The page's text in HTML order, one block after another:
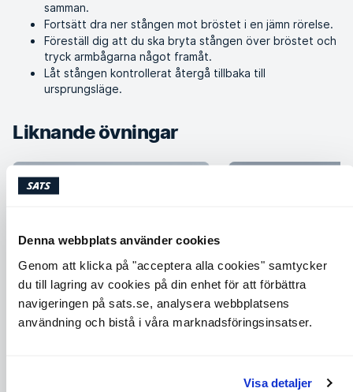
Denna webbplats använder cookies
Genom att klicka på "acceptera alla cookies" samtycker
du till lagring av cookies på din enhet för att förbättra
navigeringen på sats.se, analysera webbplatsens
användning och bistå i våra marknadsföringsinsatser.
Visa detaljer
samman.
Fortsätt dra ner stången mot bröstet i en jämn rörelse.
Föreställ dig att du ska bryta stången över bröstet och
tryck armbågarna något framåt.
Låt stången kontrollerat återgå tillbaka till
ursprungsläge.
Liknande övningar